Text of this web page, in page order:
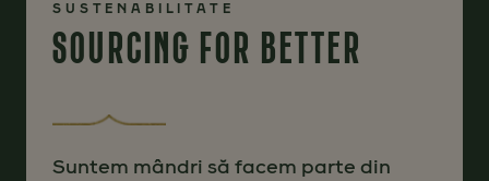
SUSTENABILITATE
SOURCING FOR BETTER
Suntem mândri să facem parte din